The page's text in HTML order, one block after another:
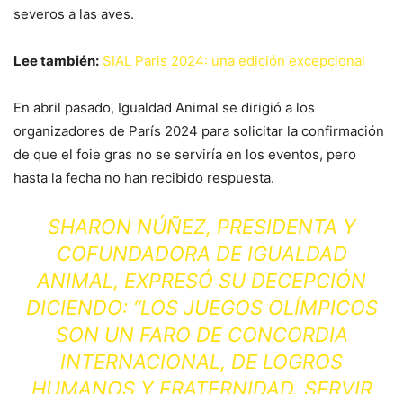
severos a las aves.
Lee también: SIAL Paris 2024: una edición excepcional
En abril pasado, Igualdad Animal se dirigió a los
organizadores de París 2024 para solicitar la confirmación
de que el foie gras no se serviría en los eventos, pero
hasta la fecha no han recibido respuesta.
SHARON NÚÑEZ, PRESIDENTA Y
COFUNDADORA DE IGUALDAD
ANIMAL, EXPRESÓ SU DECEPCIÓN
DICIENDO: “LOS JUEGOS OLÍMPICOS
SON UN FARO DE CONCORDIA
INTERNACIONAL, DE LOGROS
HUMANOS Y FRATERNIDAD. SERVIR